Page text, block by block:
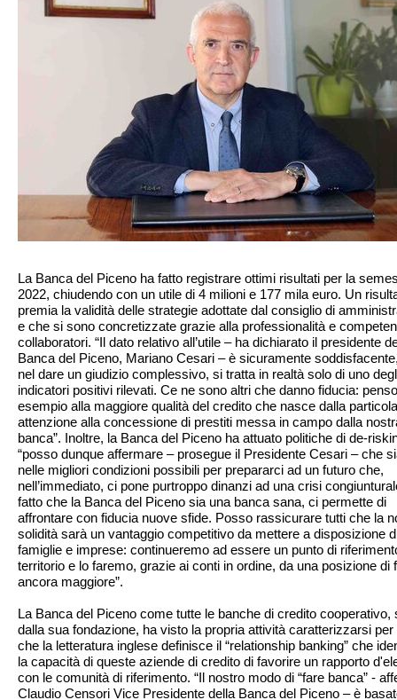
La Banca del Piceno ha fatto registrare ottimi risultati per la
2022, chiudendo con un utile di 4 milioni e 177 mila euro. Un
premia la validità delle strategie adottate dal consiglio di
e che si sono concretizzate grazie alla professionalità e
collaboratori. “Il dato relativo all’utile – ha dichiarato il presidente
Banca del Piceno, Mariano Cesari – è sicuramente
nel dare un giudizio complessivo, si tratta in realtà solo di uno
indicatori positivi rilevati. Ce ne sono altri che danno fiducia:
esempio alla maggiore qualità del credito che nasce dalla
attenzione alla concessione di prestiti messa in campo dalla
banca”. Inoltre, la Banca del Piceno ha attuato politiche di de-
“posso dunque affermare – prosegue il Presidente Cesari – che
nelle migliori condizioni possibili per prepararci ad un futuro che,
nell’immediato, ci pone purtroppo dinanzi ad una crisi
fatto che la Banca del Piceno sia una banca sana, ci permette di
affrontare con fiducia nuove sfide. Posso rassicurare tutti che la
solidità sarà un vantaggio competitivo da mettere a disposizione
famiglie e imprese: continueremo ad essere un punto di
territorio e lo faremo, grazie ai conti in ordine, da una posizione di
ancora maggiore”.
La Banca del Piceno come tutte le banche di credito cooperativo,
dalla sua fondazione, ha visto la propria attività caratterizzarsi per
che la letteratura inglese definisce il “relationship banking” che
la capacità di queste aziende di credito di favorire un rapporto
con le comunità di riferimento. “Il nostro modo di “fare banca” -
Claudio Censori Vice Presidente della Banca del Piceno – è